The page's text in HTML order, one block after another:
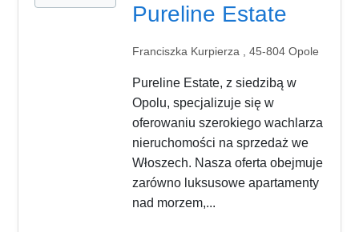
Pureline Estate
Franciszka Kurpierza , 45-804 Opole
Pureline Estate, z siedzibą w
Opolu, specjalizuje się w
oferowaniu szerokiego wachlarza
nieruchomości na sprzedaż we
Włoszech. Nasza oferta obejmuje
zarówno luksusowe apartamenty
nad morzem,...